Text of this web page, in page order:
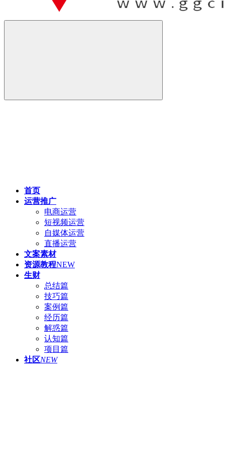
首页
运营推广
电商运营
短视频运营
自媒体运营
直播运营
文案素材
资源教程NEW
生财
总结篇
技巧篇
案例篇
经历篇
解惑篇
认知篇
项目篇
社区NEW